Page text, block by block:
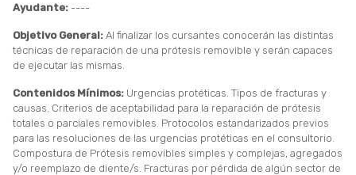
Ayudante: ----
Objetivo General: Al finalizar los cursantes conocerán las distintas
técnicas de reparación de una prótesis removible y serán capaces
de ejecutar las mismas.
Contenidos Mínimos: Urgencias protéticas. Tipos de fracturas y
causas. Criterios de aceptabilidad para la reparación de prótesis
totales o parciales removibles. Protocolos estandarizados previos
para las resoluciones de las urgencias protéticas en el consultorio.
Compostura de Prótesis removibles simples y complejas, agregados
y/o reemplazo de diente/s. Fracturas por pérdida de algún sector de